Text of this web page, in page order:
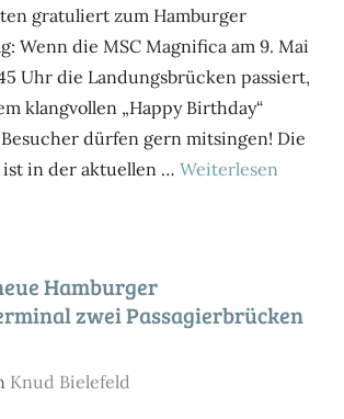
gratuliert zum Hamburger
Wenn die MSC Magnifica am 9. Mai
Uhr die Landungsbrücken passiert,
klangvollen „Happy Birthday“
dürfen gern mitsingen! Die
ist in der aktuellen … Weiterlesen
Hamburger
zwei Passagierbrücken
Knud Bielefeld